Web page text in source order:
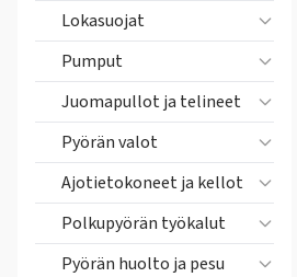
Lokasuojat
Pumput
Juomapullot ja telineet
Pyörän valot
Ajotietokoneet ja kellot
Polkupyörän työkalut
Pyörän huolto ja pesu